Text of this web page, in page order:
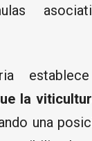
la
una